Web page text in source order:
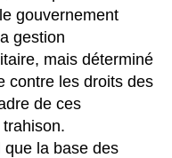
gouvernement
gestion
mais déterminé
contre les droits des
de ces
que la base des